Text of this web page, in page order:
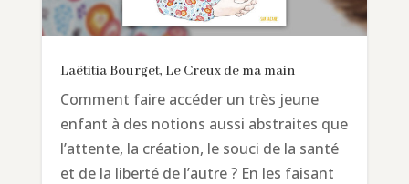
Laëtitia Bourget, Le Creux de ma main
Comment faire accéder un très jeune
enfant à des notions aussi abstraites que
l’attente, la création, le souci de la santé
et de la liberté de l’autre ? En les faisant